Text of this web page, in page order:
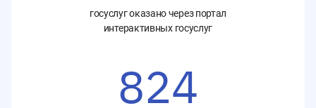
госуслуг оказано через портал
интерактивных госуслуг
824